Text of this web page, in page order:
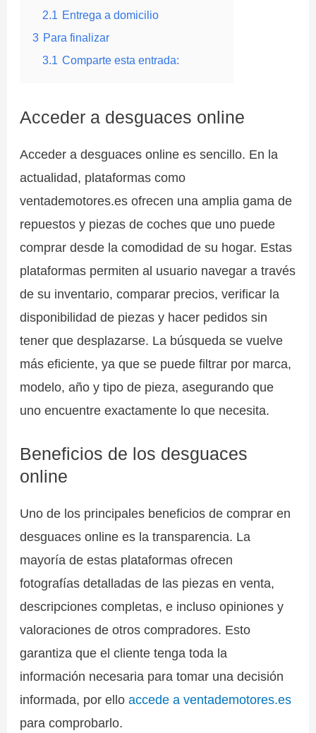
2.1 Entrega a domicilio
3 Para finalizar
3.1 Comparte esta entrada:
Acceder a desguaces online
Acceder a desguaces online es sencillo. En la
actualidad, plataformas como
ventademotores.es ofrecen una amplia gama de
repuestos y piezas de coches que uno puede
comprar desde la comodidad de su hogar. Estas
plataformas permiten al usuario navegar a través
de su inventario, comparar precios, verificar la
disponibilidad de piezas y hacer pedidos sin
tener que desplazarse. La búsqueda se vuelve
más eficiente, ya que se puede filtrar por marca,
modelo, año y tipo de pieza, asegurando que
uno encuentre exactamente lo que necesita.
Beneficios de los desguaces
online
Uno de los principales beneficios de comprar en
desguaces online es la transparencia. La
mayoría de estas plataformas ofrecen
fotografías detalladas de las piezas en venta,
descripciones completas, e incluso opiniones y
valoraciones de otros compradores. Esto
garantiza que el cliente tenga toda la
información necesaria para tomar una decisión
informada, por elloaccede a ventademotores.es
para comprobarlo.